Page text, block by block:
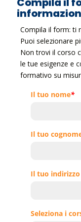
Compila il form: ti
Puoi selezionare
Non trovi il corso
le tue esigenze e
formativo su
Il tuo nome*
Il tuo
Il tuo
Seleziona i